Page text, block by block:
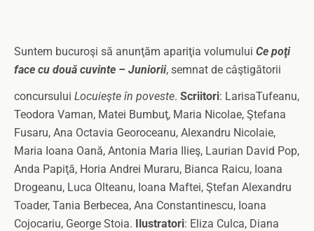
Suntem bucuroşi să anunţăm apariţia volumului Ce poţi
face cu două cuvinte – Juniorii, semnat de câştigătorii
concursului Locuieşte în poveste. Scriitori: LarisaTufeanu,
Teodora Vaman, Matei Bumbuţ, Maria Nicolae, Ştefana
Fusaru, Ana Octavia Georoceanu, Alexandru Nicolaie,
Maria Ioana Oană, Antonia Maria Ilieş, Laurian David Pop,
Anda Papiţă, Horia Andrei Muraru, Bianca Raicu, Ioana
Drogeanu, Luca Olteanu, Ioana Maftei, Ştefan Alexandru
Toader, Tania Berbecea, Ana Constantinescu, Ioana
Cojocariu, George Stoia. Ilustratori: Eliza Culca, Diana